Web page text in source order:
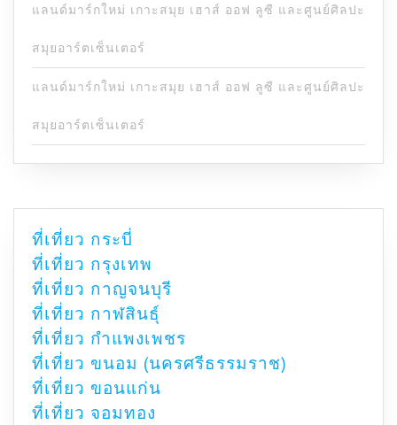
แลนด์มาร์กใหม่ เกาะสมุย เฮาส์ ออฟ ลูซี และศูนย์ศิลปะ
สมุยอาร์ตเซ็นเตอร์
แลนด์มาร์กใหม่ เกาะสมุย เฮาส์ ออฟ ลูซี และศูนย์ศิลปะ
สมุยอาร์ตเซ็นเตอร์
ที่เที่ยว กระบี่
ที่เที่ยว กรุงเทพ
ที่เที่ยว กาญจนบุรี
ที่เที่ยว กาฬสินธุ์
ที่เที่ยว กำแพงเพชร
ที่เที่ยว ขนอม (นครศรีธรรมราช)
ที่เที่ยว ขอนแก่น
ที่เที่ยว จอมทอง